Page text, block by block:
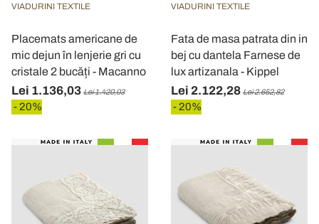
VIADURINI TEXTILE
Placemats americane de
mic dejun în lenjerie gri cu
cristale 2 bucăți - Macanno
Lei 1.136,03 Lei 1.420,03
- 20%
VIADURINI TEXTILE
Fata de masa patrata din in
bej cu dantela Farnese de
lux artizanala - Kippel
Lei 2.122,28 Lei 2.652,82
- 20%